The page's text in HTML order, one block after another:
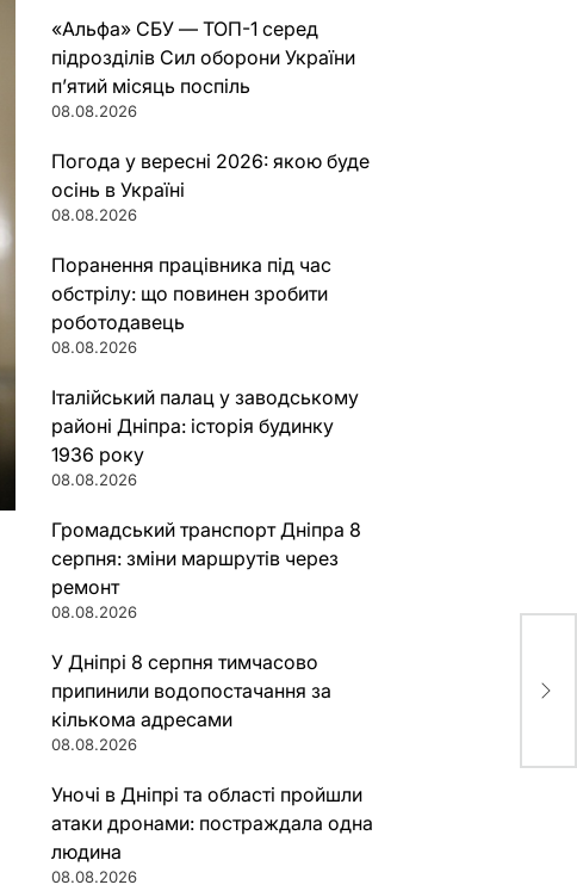
«Альфа» СБУ — ТОП-1 серед
підрозділів Сил оборони України
п’ятий місяць поспіль
08.08.2026
Погода у вересні 2026: якою буде
осінь в Україні
08.08.2026
Поранення працівника під час
обстрілу: що повинен зробити
роботодавець
08.08.2026
Італійський палац у заводському
районі Дніпра: історія будинку
1936 року
08.08.2026
Громадський транспорт Дніпра 8
серпня: зміни маршрутів через
ремонт
08.08.2026
У Дніпрі 8 серпня тимчасово
припинили водопостачання за
кількома адресами
08.08.2026
Уночі в Дніпрі та області пройшли
атаки дронами: постраждала одна
людина
08.08.2026